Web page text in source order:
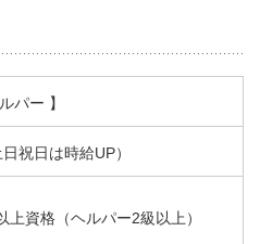
パー 】
祝日は時給UP）
上資格（ヘルパー2級以上）